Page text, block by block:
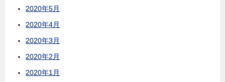
2020年5月
2020年4月
2020年3月
2020年2月
2020年1月